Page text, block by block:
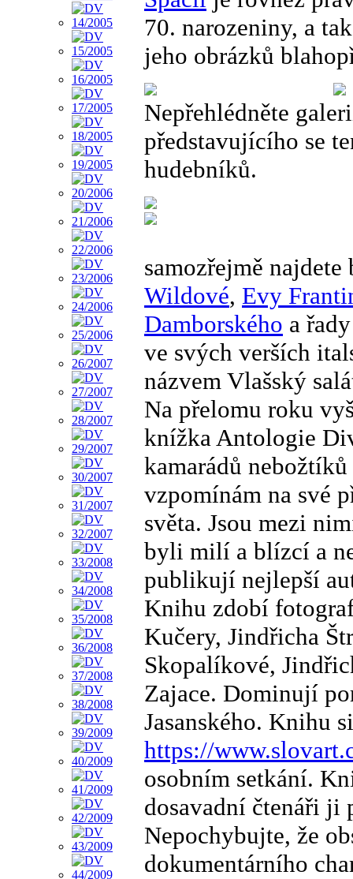
70. narozeniny, a
jeho obrázků
Nepřehlédněte
představujícího se
hudebníků.
samozřejmě
Wildové, Evy
Damborského a
ve svých verších
názvem Vlašský
Na přelomu roku
knížka Antologie
kamarádů
vzpomínám na své
světa. Jsou mezi
byli milí a blízcí a
publikují nejlepší
Knihu zdobí
Kučery, Jindřicha
Skopalíkové,
Zajace. Dominují
Jasanského. Knihu
https://
osobním setkání.
dosavadní čtenáři ji
Nepochybujte, že
dokumentárního